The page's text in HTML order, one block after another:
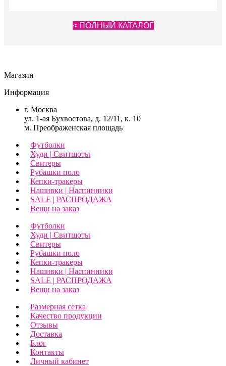
< ПОЛНЫЙ КАТАЛОГ
Магазин
Информация
г. Москва
ул. 1-ая Бухвостова, д. 12/11, к. 10
м. Преображенская площадь
Футболки
Худи | Свитшоты
Свитеры
Рубашки поло
Кепки-тракеры
Нашивки | Наспинники
SALE | РАСПРОДАЖА
Вещи на заказ
Футболки
Худи | Свитшоты
Свитеры
Рубашки поло
Кепки-тракеры
Нашивки | Наспинники
SALE | РАСПРОДАЖА
Вещи на заказ
Размерная сетка
Качество продукции
Отзывы
Доставка
Блог
Контакты
Личный кабинет